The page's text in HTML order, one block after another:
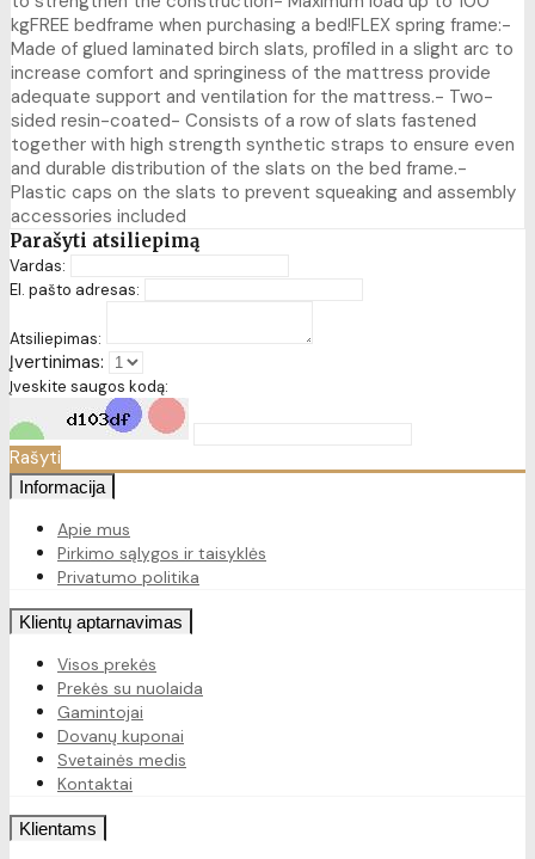
kgFREE bedframe when purchasing a bed!FLEX spring frame:-
Made of glued laminated birch slats, profiled in a slight arc to
increase comfort and springiness of the mattress provide
adequate support and ventilation for the mattress.- Two-
sided resin-coated- Consists of a row of slats fastened
together with high strength synthetic straps to ensure even
and durable distribution of the slats on the bed frame.-
Plastic caps on the slats to prevent squeaking and assembly
accessories included
Parašyti atsiliepimą
Vardas:
El. pašto adresas:
Atsiliepimas:
Įvertinimas:
Įveskite saugos kodą:
Rašyti
Informacija
Apie mus
Pirkimo sąlygos ir taisyklės
Privatumo politika
Klientų aptarnavimas
Visos prekės
Prekės su nuolaida
Gamintojai
Dovanų kuponai
Svetainės medis
Kontaktai
Klientams